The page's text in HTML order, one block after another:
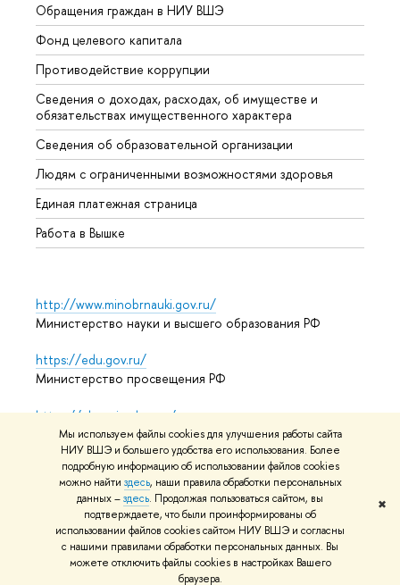
Мы используем файлы cookies для улучшения работы сайта
НИУ ВШЭ и большего удобства его использования. Более
подробную информацию об использовании файлов cookies
можно найти здесь, наши правила обработки персональных
данных –здесь. Продолжая пользоваться сайтом, вы
подтверждаете, что были проинформированы об
использовании файлов cookies сайтом НИУ ВШЭ и согласны
с нашими правилами обработки персональных данных. Вы
можете отключить файлы cookies в настройках Вашего
браузера.
✖
Обращения граждан в НИУ ВШЭ
Фонд целевого капитала
Противодействие коррупции
Сведения о доходах, расходах, об имуществе и
обязательствах имущественного характера
Сведения об образовательной организации
Людям с ограниченными возможностями здоровья
Единая платежная страница
Работа в Вышке
http://www.minobrnauki.gov.ru/
Министерство науки и высшего образования РФ
https://edu.gov.ru/
Министерство просвещения РФ
https://elearning.hse.ru/mooc
Массовые открытые онлайн-курсы
© НИУ ВШЭ 1993–2026 Адреса и контактыУсловия
использования материаловПолитика конфиденциальности
Карта сайта
Редактору